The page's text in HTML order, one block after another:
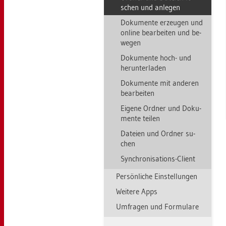
schen und an­le­gen
Do­ku­men­te er­zeu­gen und
on­line be­ar­bei­ten und be­
we­gen
Do­ku­men­te hoch- und
her­un­ter­la­den
Do­ku­men­te mit an­de­ren
be­ar­bei­ten
Ei­ge­ne Ord­ner und Do­ku­
men­te tei­len
Da­tei­en und Ord­ner su­
chen
Syn­chro­ni­sa­ti­ons-Cli­ent
Per­sön­li­che Ein­stel­lun­gen
Wei­te­re Apps
Um­fra­gen und For­mu­la­re